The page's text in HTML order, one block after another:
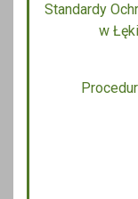
Standardy
w